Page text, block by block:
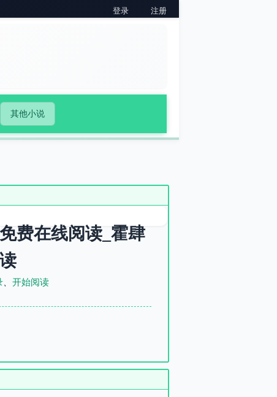
登录 注册
其他小说
费在线阅读_霍肆
开始阅读